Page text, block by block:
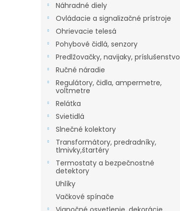
Náhradné diely
Ovládacie a signalizačné prístroje
Ohrievacie telesá
Pohybové čidlá, senzory
Predlžovačky, navijaky, príslušenstvo
Ručné náradie
Regulátory, čidla, ampermetre,
voltmetre
Relátka
Svietidlá
Slnečné kolektory
Transformátory, predradníky,
tlmivky,štartéry
Termostaty a bezpečnostné
detektory
Uhlíky
Vačkové spínače